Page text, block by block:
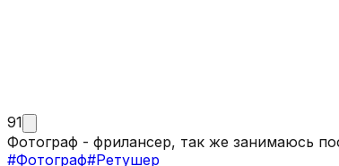
91
#Фотограф#Ретушер